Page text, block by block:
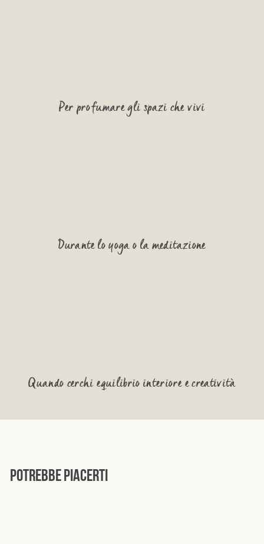
Per profumare gli spazi che vivi
Durante lo yoga o la meditazione
Quando cerchi equilibrio interiore e creatività
POTREBBE PIACERTI